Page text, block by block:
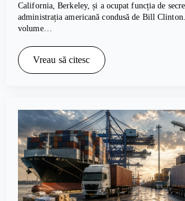
California, Berkeley, și a ocupat funcția de
administrația americană condusă de Bill
volume…
Vreau să citesc